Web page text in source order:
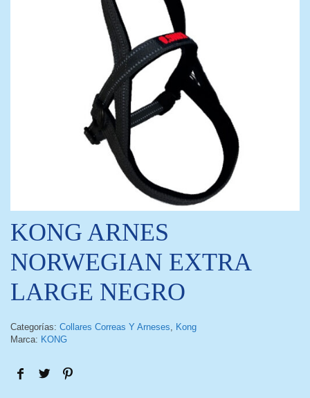
KONG ARNES
NORWEGIAN EXTRA
LARGE NEGRO
Categorías: Collares Correas Y Arneses, Kong
Marca: KONG